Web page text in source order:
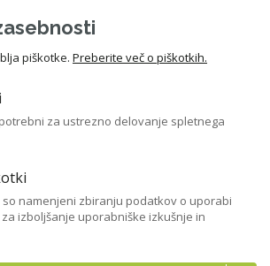
poslovanjem družbe
(GZS), Dimičeva 13, Ljubljana
Vsi dogodki
piškotke. Preberite več o piškotkih.
za ustrezno delovanje spletnega
so namenjeni zbiranju podatkov o uporabi
izboljšanje uporabniške izkušnje in